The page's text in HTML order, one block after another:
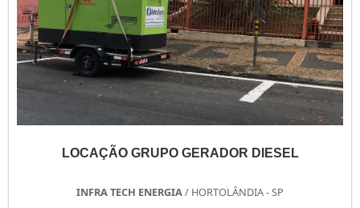
LOCAÇÃO GRUPO GERADOR DIESEL
INFRA TECH ENERGIA/ HORTOLÂNDIA - SP